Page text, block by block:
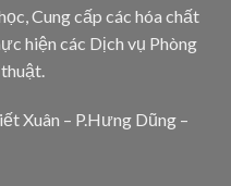
Cung cấp các hóa chất
hiện các Dịch vụ Phòng
Xuân – P.Hưng Dũng –